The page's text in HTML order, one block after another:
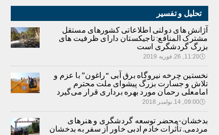
تحلیل و تفسیر
آژانش های دولتی اطلاعاتی کشورهای مستقل
مشترک المنافع: تاجیکستان دارای ظرفیت های
بزرگ گردشگری است
🕔11:20, 26.فوریه 2019
نخستین چرخه نیروگاه برق آبی “راغون” با عزم و
تلاش و جسارت بزرگ پیشوای ملت محترم
امامعلی رحمان مورد بهره برداری قرار می‌گیرد
🕔09:00, 14.نوامبر 2018
بدخشان-محضر توسعه گردشگری و هنرهای
مردمی. تأثرات خادم ادبی خاور از سفر به بدخشان